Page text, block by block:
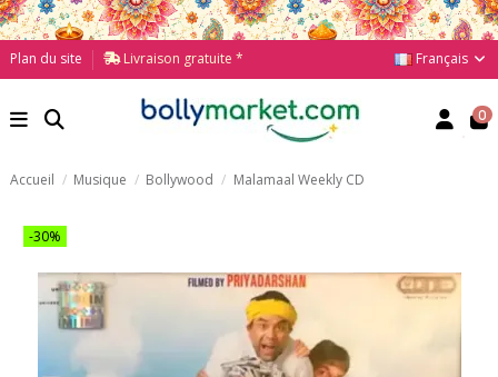
Plan du site Livraison gratuite * Français
0
Accueil Musique Bollywood Malamaal Weekly CD
-30%